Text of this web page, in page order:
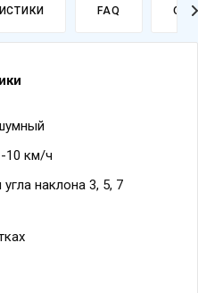
FAQ
10 км/ч
наклона 3, 5, 7